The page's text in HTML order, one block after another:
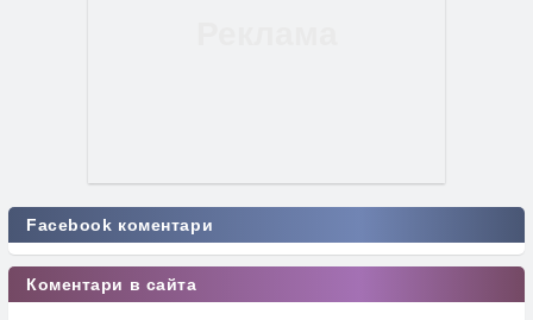
Facebook коментари
Коментари в сайта